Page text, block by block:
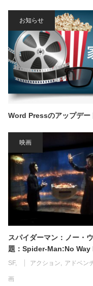
お知らせ
Word Pressのアップデー
映画
スパイダーマン：ノー・
題：Spider-Man:No Way
SF アクション アドベン
画